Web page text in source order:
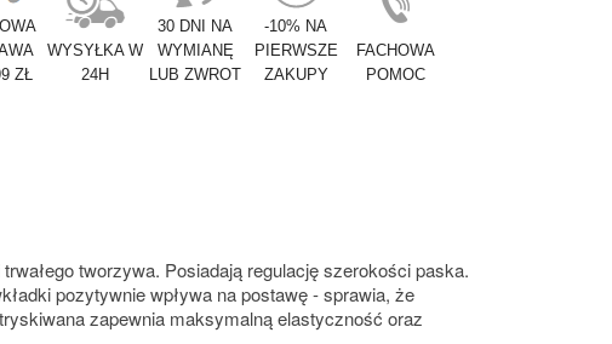
ZŁ
WYSYŁKA W
24H
30 DNI NA
WYMIANĘ
LUB ZWROT
-10% NA
PIERWSZE
ZAKUPY
FACHOWA
POMOC
tworzywa. Posiadają regulację szerokości paska.
pozytywnie wpływa na postawę - sprawia, że
zapewnia maksymalną elastyczność oraz